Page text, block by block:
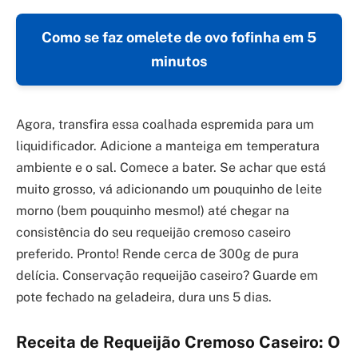
Como se faz omelete de ovo fofinha em 5
minutos
Agora, transfira essa coalhada espremida para um
liquidificador. Adicione a manteiga em temperatura
ambiente e o sal. Comece a bater. Se achar que está
muito grosso, vá adicionando um pouquinho de leite
morno (bem pouquinho mesmo!) até chegar na
consistência do seu requeijão cremoso caseiro
preferido. Pronto! Rende cerca de 300g de pura
delícia. Conservação requeijão caseiro? Guarde em
pote fechado na geladeira, dura uns 5 dias.
Receita de Requeijão Cremoso Caseiro: O